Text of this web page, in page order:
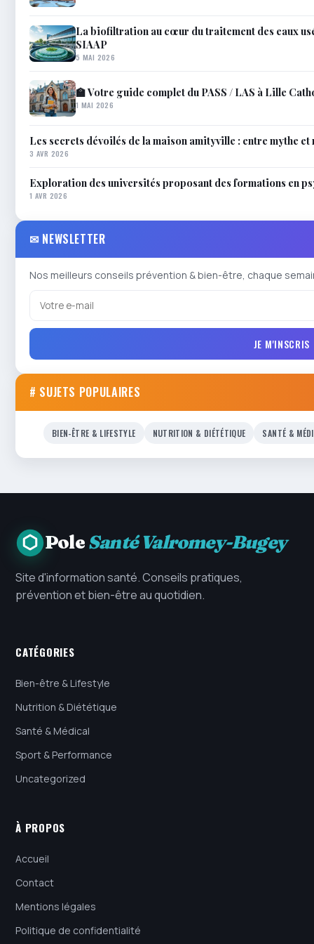
La biofiltration au cœur du traitement des eaux
SIAAP
5 MAI 2026
🏫 Votre guide complet du PASS / LAS à Lille
1 MAI 2026
Les secrets dévoilés de la maison amityville : entre mythe
3 AVR 2026
Exploration des universités proposant des formations en
1 AVR 2026
✉ NEWSLETTER
Nos meilleurs conseils prévention & bien-être, chaque
JE M'INSCRIS
# SUJETS POPULAIRES
BIEN-ÊTRE & LIFESTYLE NUTRITION & DIÉTÉTIQUE SANTÉ &
PoleSanté Valromey-Bugey
Site d'information santé. Conseils pratiques,
prévention et bien-être au quotidien.
CATÉGORIES
Bien-être & Lifestyle
Nutrition & Diététique
Santé & Médical
Sport & Performance
Uncategorized
À PROPOS
Accueil
Contact
Mentions légales
Politique de confidentialité